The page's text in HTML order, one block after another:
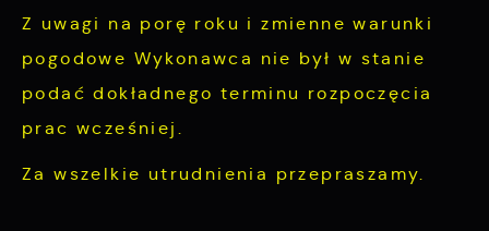
Z uwagi na porę roku i zmienne warunki
pogodowe Wykonawca nie był w stanie
podać dokładnego terminu rozpoczęcia
prac wcześniej.
Za wszelkie utrudnienia przepraszamy.
funkcjonalności.
Twoich zwyczajów dotyczących przeglądanej
witryny internetowej. Treści promocyjne mogą
pojawić się na stronach podmiotów trzecich
lub firm będących naszymi partnerami oraz
charakterze pośredników prezentujących nasze